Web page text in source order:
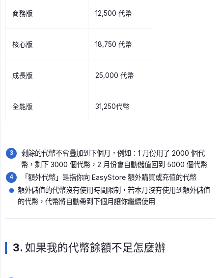
商務版 12,500 代幣
核心版 18,750 代幣
成長版 25,000 代幣
全能版 31,250代幣
剩餘的代幣不會疊加到下個月，例如：1 月份用了 2000 個代
幣，剩下 3000 個代幣，2 月份會自動儲值回到 5000 個代幣
「額外代幣」是指你向 EasyStore 額外購買或充值的代幣
額外儲值的代幣沒有使用時間限制，若本月沒有使用到額外儲值
的代幣，代幣將自動帶到下個月讓你繼續使用
3. 如果我的代幣餘額不足怎麼辦